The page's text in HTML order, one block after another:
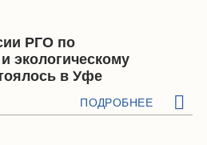
РГО по
экологическому
в Уфе
ПОДРОБНЕЕ